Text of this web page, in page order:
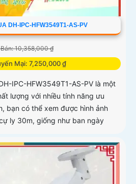
DH-IPC-HFW3549T1-AS-PV
10,358,000 ₫
Mại: 7,250,000 ₫
IPC-HFW3549T1-AS-PV là một
lượng với nhiều tính năng ưu
bạn có thể xem được hình ảnh
ly 30m, giống như ban ngày